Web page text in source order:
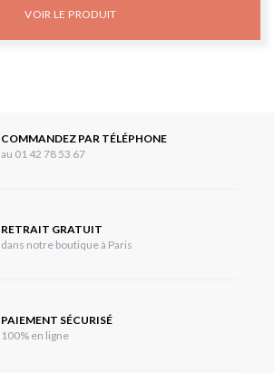
VOIR LE PRODUIT
COMMANDEZ PAR TÉLÉPHONE
au 01 42 78 53 67
RETRAIT GRATUIT
dans notre boutique à Paris
PAIEMENT SÉCURISÉ
100% en ligne